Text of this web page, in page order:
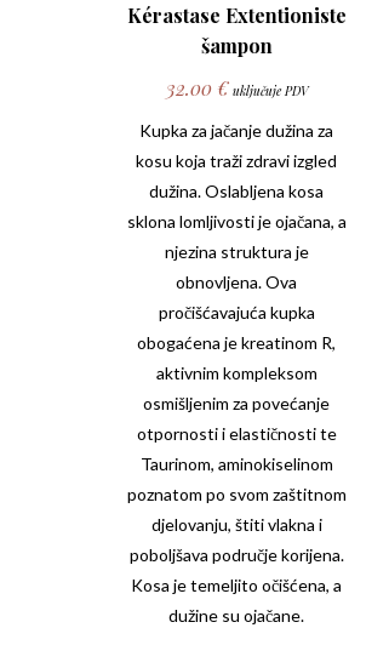
Kérastase Extentioniste
šampon
32.00 € uključuje PDV
Kupka za jačanje dužina za
kosu koja traži zdravi izgled
dužina. Oslabljena kosa
sklona lomljivosti je ojačana, a
njezina struktura je
obnovljena. Ova
pročišćavajuća kupka
obogaćena je kreatinom R,
aktivnim kompleksom
osmišljenim za povećanje
otpornosti i elastičnosti te
Taurinom, aminokiselinom
poznatom po svom zaštitnom
djelovanju, štiti vlakna i
poboljšava područje korijena.
Kosa je temeljito očišćena, a
dužine su ojačane.